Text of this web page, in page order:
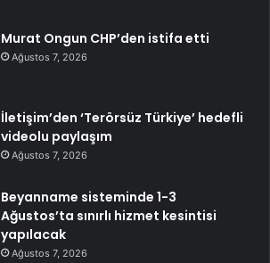
Murat Ongun CHP’den istifa etti
Ağustos 7, 2026
İletişim’den ‘Terörsüz Türkiye’ hedefli
videolu paylaşım
Ağustos 7, 2026
Beyanname sisteminde 1-3
Ağustos’ta sınırlı hizmet kesintisi
yapılacak
Ağustos 7, 2026